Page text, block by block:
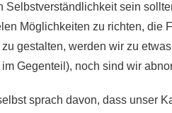
Selbstverständlichkeit sein
Möglichkeiten zu richten, die
gestalten, werden wir zu
Gegenteil), noch sind wir
sprach davon, dass unser